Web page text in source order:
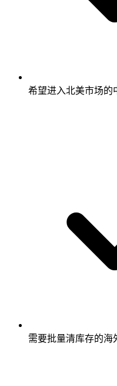
希望进入北美市场的
需要批量清库存的海